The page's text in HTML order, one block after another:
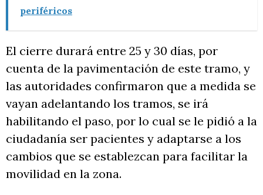
periféricos
El cierre durará entre 25 y 30 días, por
cuenta de la pavimentación de este tramo, y
las autoridades confirmaron que a medida se
vayan adelantando los tramos, se irá
habilitando el paso, por lo cual se le pidió a la
ciudadanía ser pacientes y adaptarse a los
cambios que se establezcan para facilitar la
movilidad en la zona.